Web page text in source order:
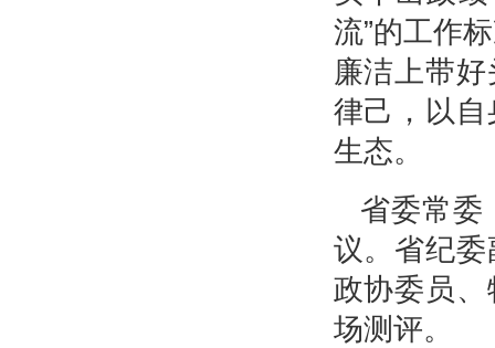
流”的工作
廉洁上带
律己，以
生态。
省委常委
议。省纪
政协委员
场测评。